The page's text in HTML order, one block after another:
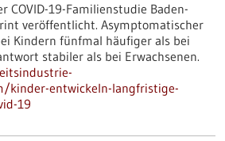
COVID-19-Familienstudie Baden-
veröffentlicht. Asymptomatischer
Kindern fünfmal häufiger als bei
stabiler als bei Erwachsenen.
kinder-entwickeln-langfristige-
19